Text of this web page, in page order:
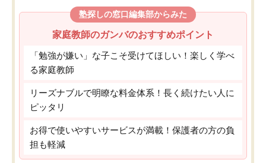
塾探しの窓口編集部からみた
家庭教師のガンバのおすすめポイント
「勉強が嫌い」な子こそ受けてほしい！楽しく学べ
る家庭教師
リーズナブルで明瞭な料金体系！長く続けたい人に
ピッタリ
お得で使いやすいサービスが満載！保護者の方の負
担も軽減